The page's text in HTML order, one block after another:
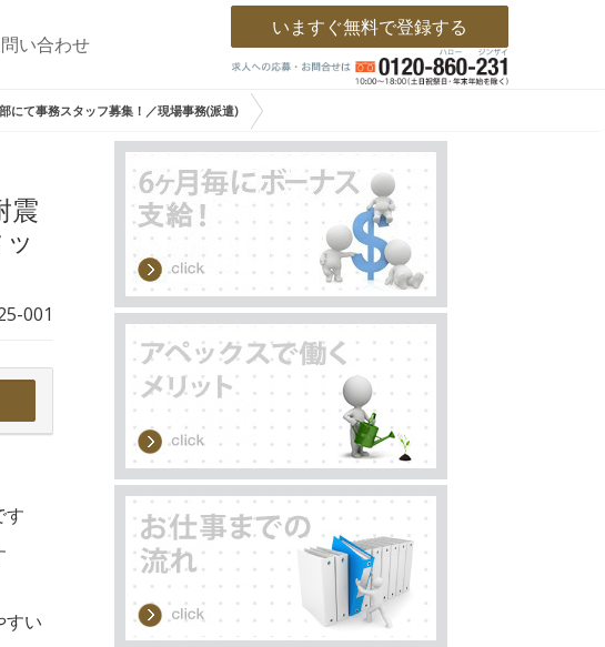
い合わせ
いますぐ無料で登録する
にて事務スタッフ募集！／現場事務(派遣)
震
001
す
すい